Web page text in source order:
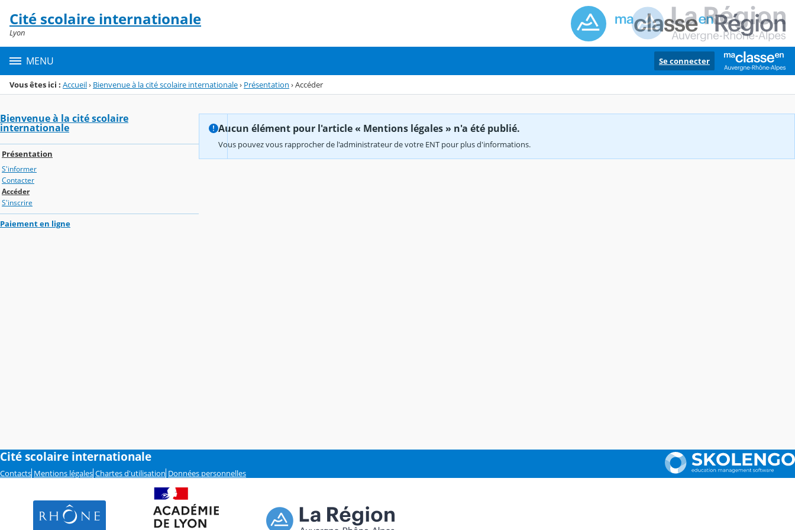
Menu de la rubrique
Contenu
Cité scolaire internationale
Lyon
MENU Se connecter
Vous êtes ici : Accueil› Bienvenue à la cité scolaire internationale› Présentation ›Accéder
Bienvenue à la cité scolaire
internationale
Présentation
S'informer
Contacter
Accéder
S'inscrire
Paiement en ligne
Aucun élément pour l'article « Mentions légales » n'a été publié.
Vous pouvez vous rapprocher de l'administrateur de votre ENT pour plus d'informations.
Cité scolaire internationale
Contacts Mentions légales Chartes d'utilisation Données personnelles